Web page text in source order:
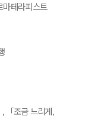
마테라피스트
「조금 느리게,